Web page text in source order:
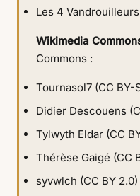
Les 4
Wikimedia
Commons :
Tournasol7 (CC BY-
Didier Descouens
Tylwyth Eldar (CC
Thérèse Gaigé (CC
syvwlch (CC BY 2.0)